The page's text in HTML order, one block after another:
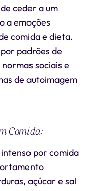
ceder a um
a emoções
comida e dieta.
padrões de
sociais e
de autoimagem
Comida:
por comida
açúcar e sal